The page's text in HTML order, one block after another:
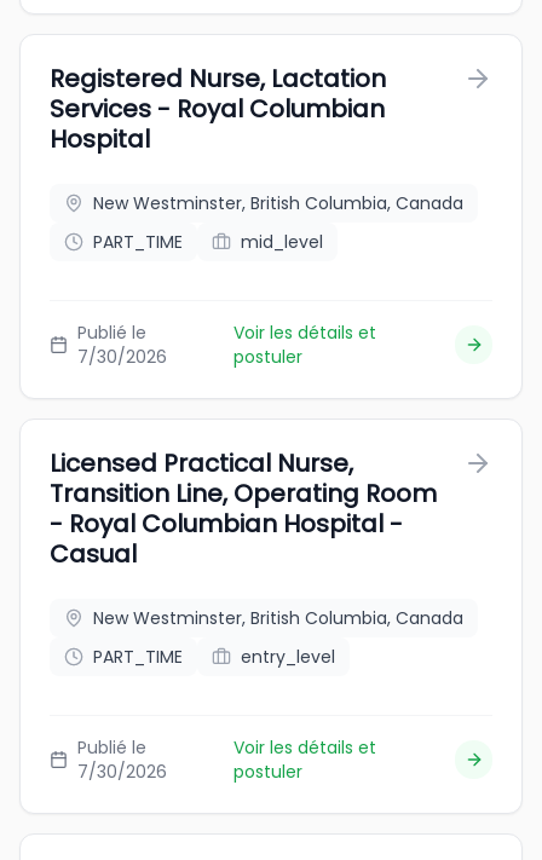
Registered Nurse, Lactation
Services - Royal Columbian
Hospital
New Westminster, British Columbia, Canada
PART_TIME
mid_level
Publié le
7/30/2026
Voir les détails et
postuler
Licensed Practical Nurse,
Transition Line, Operating Room
- Royal Columbian Hospital -
Casual
New Westminster, British Columbia, Canada
PART_TIME
entry_level
Publié le
7/30/2026
Voir les détails et
postuler